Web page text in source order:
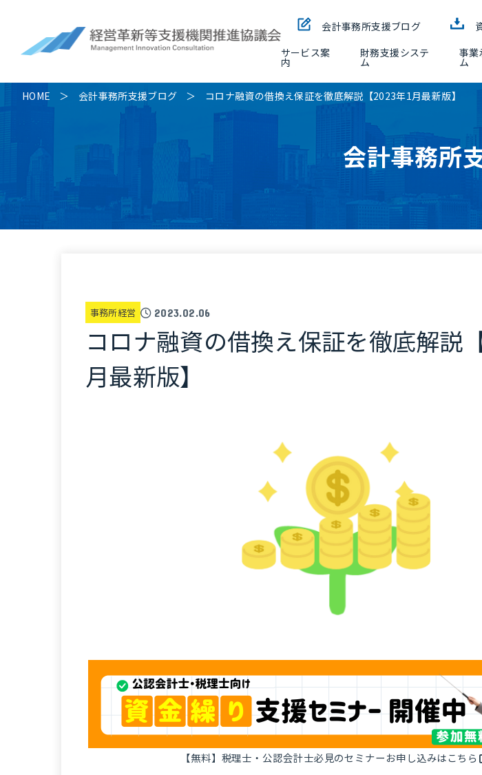
会計事務所支援ブログ
サービス案
内
財務支援システ
ム
事業
ム
HOME 会計事務所支援ブログ コロナ融資の借換え保証を徹底解説【2023年1月最新版】
会計事務所
事務所経営 2023.02.06
コロナ融資の借換え保証を徹底解説
月最新版】
【無料】税理士・公認会計士必見のセミナーお申し込みはこちら